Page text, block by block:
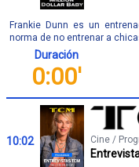
Frankie Dunn es un
norma de no entrenar a
Duración
0:00'
10:02 Cine /